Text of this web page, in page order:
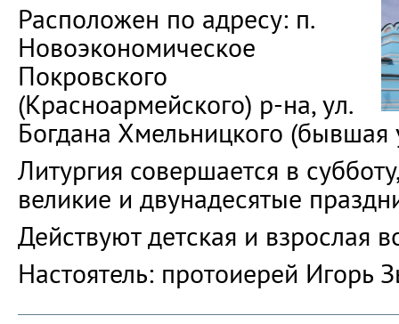
Расположен по адресу: п.
Новоэкономическое
Покровского
(Красноармейского) р-на, ул.
Богдана Хмельницкого
Литургия совершается в
великие и двунадесятые
Действуют детская и взрослая
Настоятель: протоиерей Игорь